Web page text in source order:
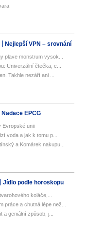
Nejlepší VPN – srovnání
plave monstrum vysok...
Univerzální čtečka, c...
Takhle nezáří ani ...
Nadace EPCG
Evropské unii
voda a jak k tomu p...
a Komárek nakupu...
Jídlo podle horoskopu
koláče,...
práce a chutná lépe než...
geniální způsob, j...